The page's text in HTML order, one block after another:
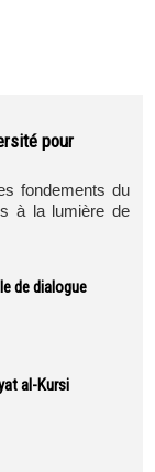
pour
fondements du
à la lumière de
de dialogue
al-Kursi